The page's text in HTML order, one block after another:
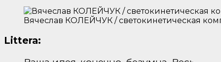
Вячеслав КОЛЕЙЧУК / светокинетическая
Littera: